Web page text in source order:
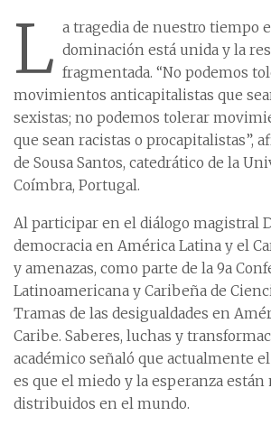
L a tragedia de nuestro tiempo
dominación está unida y la
fragmentada. “No podemos
movimientos anticapitalistas que
sexistas; no podemos tolerar
que sean racistas o procapitalistas”,
de Sousa Santos, catedrático de la
Coímbra, Portugal.
Al participar en el diálogo magistral
democracia en América Latina y el
y amenazas, como parte de la 9a
Latinoamericana y Caribeña de
Tramas de las desigualdades en
Caribe. Saberes, luchas y
académico señaló que actualmente
es que el miedo y la esperanza
distribuidos en el mundo.